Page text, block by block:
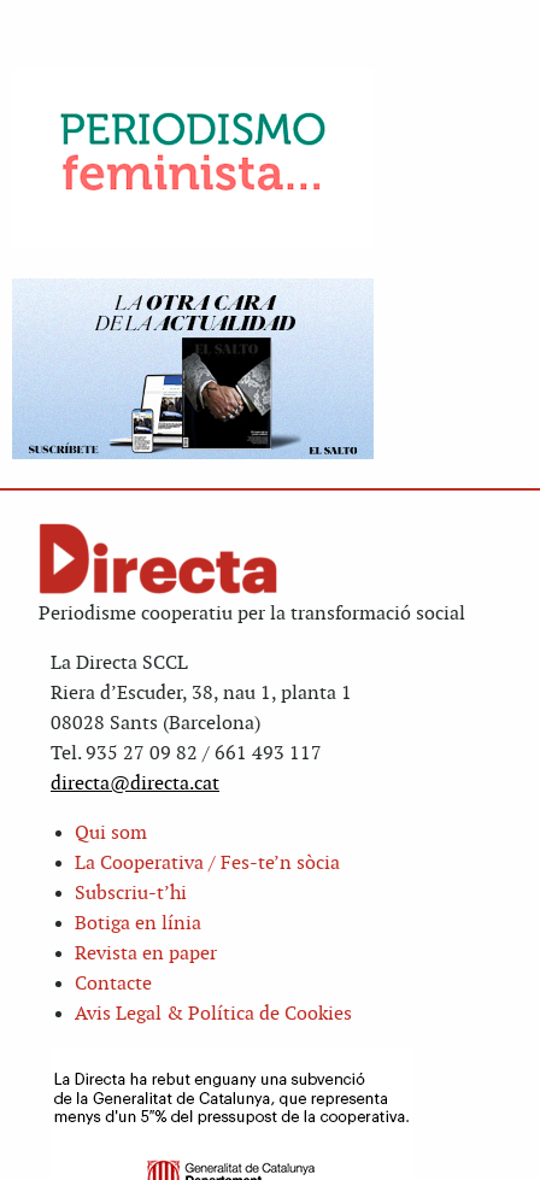
Periodisme cooperatiu per la transformació social
La Directa SCCL
Riera d’Escuder, 38, nau 1, planta 1
08028 Sants (Barcelona)
Tel. 935 27 09 82 / 661 493 117
directa@directa.cat
Qui som
La Cooperativa / Fes-te’n sòcia
Subscriu-t’hi
Botiga en línia
Revista en paper
Contacte
Avis Legal & Política de Cookies